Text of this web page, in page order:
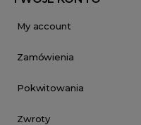
My account
Zamówienia
Pokwitowania
Zwroty